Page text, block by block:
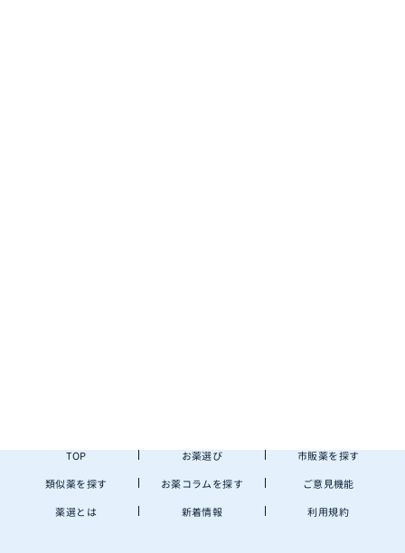
TOP お薬選び 市販薬を探す
類似薬を探す お薬コラムを探す ご意見機能